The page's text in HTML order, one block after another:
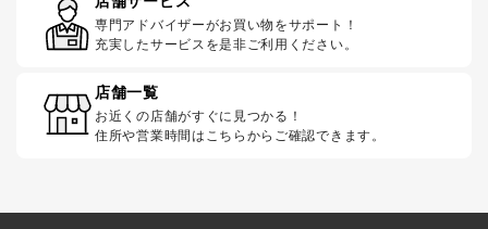
専門アドバイザーがお買い物をサポート！
充実したサービスを是非ご利用ください。
店舗一覧
お近くの店舗がすぐに見つかる！
住所や営業時間はこちらからご確認できます。